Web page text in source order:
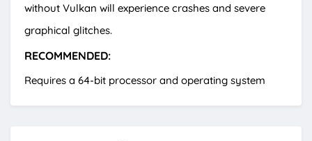
without Vulkan will experience crashes and severe
graphical glitches.
RECOMMENDED:
Requires a 64-bit processor and operating system